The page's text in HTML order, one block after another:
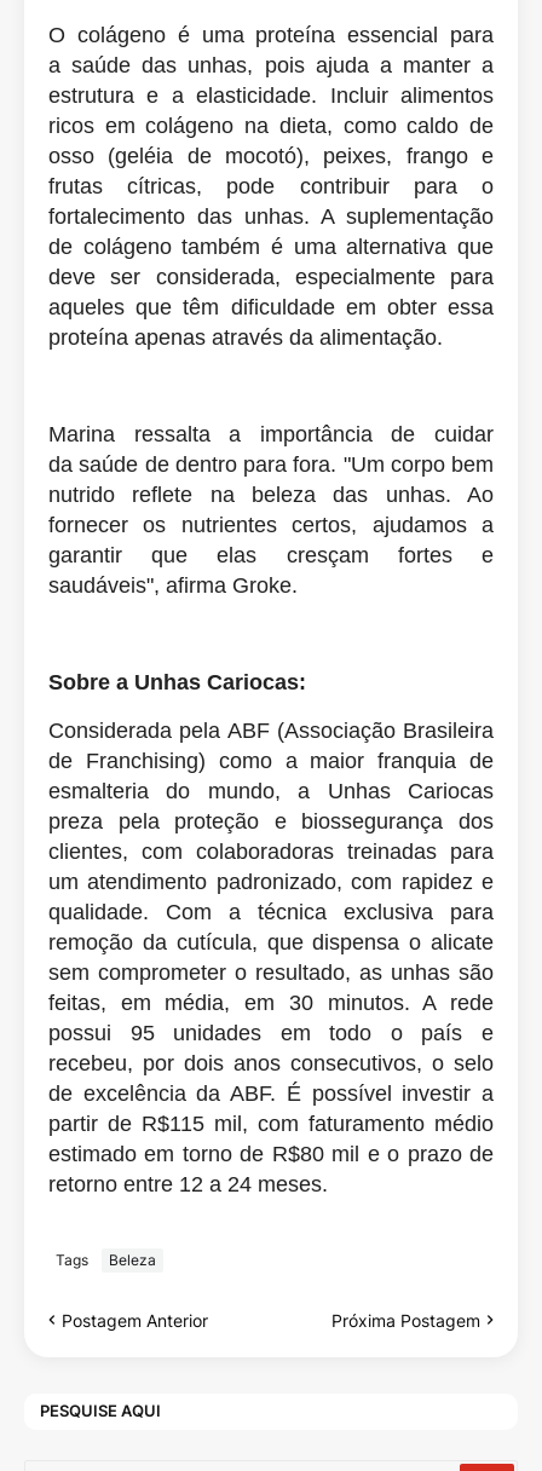
O colágeno é uma proteína essencial para
asaúde das unhas, pois ajuda a manter a
estrutura e a elasticidade. Incluir alimentos
ricos em colágeno na dieta, como caldo de
osso (geléia de mocotó), peixes, frango e
frutas cítricas, pode contribuir para o
fortalecimento das unhas. A suplementação
de colágeno também é uma alternativa que
deve ser considerada, especialmente para
aqueles que têm dificuldade em obter essa
proteína apenas através da alimentação.
Marina ressalta a importância de cuidar
dasaúde de dentro para fora. "Um corpo bem
nutrido reflete na beleza das unhas. Ao
fornecer os nutrientes certos, ajudamos a
garantir que elas cresçam fortes e
saudáveis", afirma Groke.
Sobre a Unhas Cariocas:
Considerada pela ABF (Associação Brasileira
de Franchising) como a maior franquia de
esmalteria do mundo, a Unhas Cariocas
preza pela proteção e biossegurança dos
clientes, com colaboradoras treinadas para
um atendimento padronizado, com rapidez e
qualidade. Com a técnica exclusiva para
remoção da cutícula, que dispensa o alicate
sem comprometer o resultado, as unhas são
feitas, em média, em 30 minutos. A rede
possui 95 unidades em todo o país e
recebeu, por dois anos consecutivos, o selo
de excelência da ABF. É possível investir a
partir de R$115 mil, com faturamento médio
estimado em torno de R$80 mil e o prazo de
retorno entre 12 a 24 meses.
Tags Beleza
Postagem Anterior Próxima Postagem
PESQUISE AQUI